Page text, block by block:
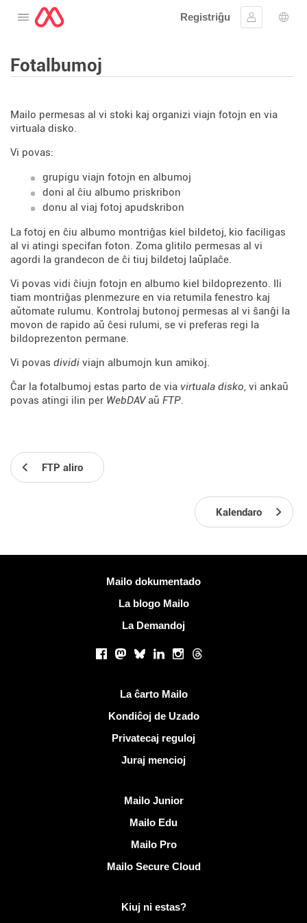
Malfermu la menuon
Registriĝu
Ensaluti
Fotalbumoj
Mailo permesas al vi stoki kaj organizi viajn fotojn en via
virtuala disko.
Vi povas:
grupigu viajn fotojn en albumoj
doni al ĉiu albumo priskribon
donu al viaj fotoj apudskribon
La fotoj en ĉiu albumo montriĝas kiel bildetoj, kio faciligas
al vi atingi specifan foton. Zoma glitilo permesas al vi
agordi la grandecon de ĉi tiuj bildetoj laŭplaĉe.
Vi povas vidi ĉiujn fotojn en albumo kiel bildoprezento. Ili
tiam montriĝas plenmezure en via retumila fenestro kaj
aŭtomate rulumu. Kontrolaj butonoj permesas al vi ŝanĝi la
movon de rapido aŭ ĉesi rulumi, se vi preferas regi la
bildoprezenton permane.
Vi povas dividi viajn albumojn kun amikoj.
Ĉar la fotalbumoj estas parto de via virtuala disko, vi ankaŭ
povas atingi ilin per WebDAVaŭ FTP.
FTP aliro
Kalendaro
Mailo dokumentado
La blogo Mailo
La Demandoj
Facebook
Mastodon
BlueskyLinkedInInstagram
Threads
La ĉarto Mailo
Kondiĉoj de Uzado
Privatecaj reguloj
Juraj mencioj
Mailo Junior
Mailo Edu
Mailo Pro
Mailo Secure Cloud
Kiuj ni estas?